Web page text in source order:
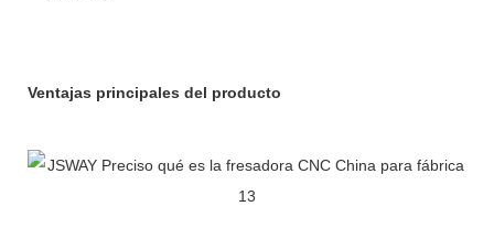
Ventajas principales del producto